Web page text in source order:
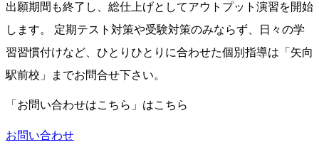
出願期間も終了し、総仕上げとしてアウトプット演習を開始
します。 定期テスト対策や受験対策のみならず、日々の学
習習慣付けなど、ひとりひとりに合わせた個別指導は「矢向
駅前校」までお問合せ下さい。
「お問い合わせはこちら」はこちら
お問い合わせ